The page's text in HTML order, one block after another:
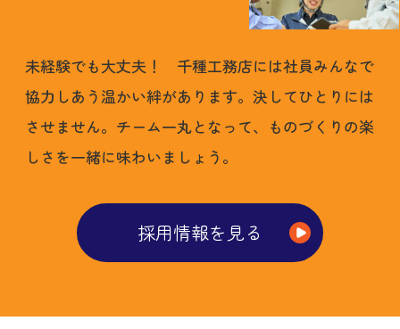
未経験でも大丈夫！ 千種工務店には社員みんなで
協力しあう温かい絆があります。決してひとりには
させません。チーム一丸となって、ものづくりの楽
しさを一緒に味わいましょう。
採用情報を見る